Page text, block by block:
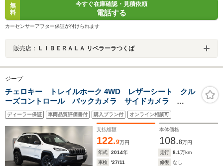
無
料
今すぐ在庫確認・見積依頼
電話する
カーセンサーアフター保証が付けられます
販売店： ＬＩＢＥＲＡＬＡ リベラーラつくば
ジープ
チェロキー トレイルホーク 4WD レザーシート クル
ーズコントロール バックカメラ サイドカメラ
Carplay アンドロイドオート ドライブレコーダー
ディーラー保証 車両品質評価書付 購入プラン付 オンライン相談可
支払総額
122.9万円
本体価格
108.8万円
年式
2014年 走行 8.1万km
車検
'27/11 修復
なし